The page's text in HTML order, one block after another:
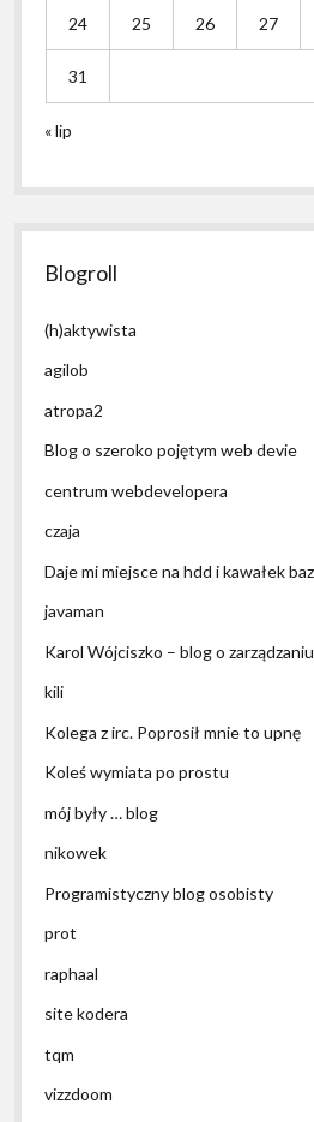
24 25 26 27
31
« lip
Blogroll
(h)aktywista
agilob
atropa2
Blog o szeroko pojętym web devie
centrum webdevelopera
czaja
Daje mi miejsce na hdd i kawałek
javaman
Karol Wójciszko – blog o
kili
Kolega z irc. Poprosił mnie to upnę
Koleś wymiata po prostu
mój były … blog
nikowek
Programistyczny blog osobisty
prot
raphaal
site kodera
tqm
vizzdoom